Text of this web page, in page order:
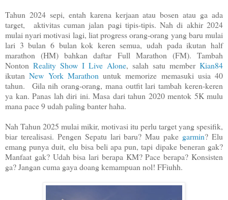
Tahun 2024 sepi, entah karena kerjaan atau bosen atau ga ada
target, aktivitas cuman jalan pagi tipis-tipis. Nah di akhir 2024
mulai nyari motivasi lagi, liat progress orang-orang yang baru mulai
lari 3 bulan 6 bulan kok keren semua, udah pada ikutan half
marathon (HM) bahkan daftar Full Marathon (FM). Tambah
Nonton Reality Show I Live Alone, salah satu member Kian84
ikutanNew York Marathon untuk memorize memasuki usia 40
tahun. Gila nih orang-orang, mana outfit lari tambah keren-keren
ya kan. Panas lah diri ini. Masa dari tahun 2020 mentok 5K mulu
mana pace 9 udah paling banter haha.
Nah Tahun 2025 mulai mikir, motivasi itu perlu target yang spesifik,
biar terealisasi. Pengen Sepatu lari baru? Mau pake garmin? Elu
emang punya duit, elu bisa beli apa pun, tapi dipake beneran gak?
Manfaat gak? Udah bisa lari berapa KM? Pace berapa? Konsisten
ga? Jangan cuma gaya doang kemampuan nol! FFiuhh.